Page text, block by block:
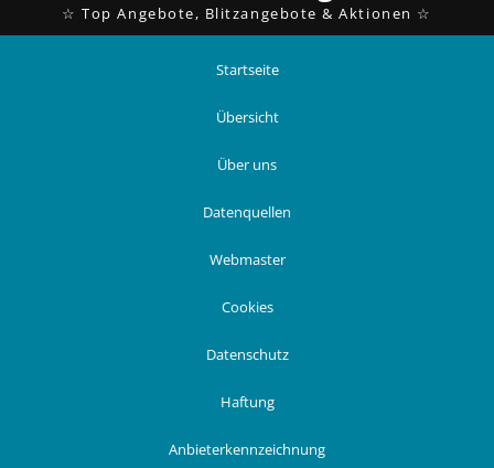
Startseite
Übersicht
Über uns
Datenquellen
Webmaster
Cookies
Datenschutz
Haftung
Anbieterkennzeichnung